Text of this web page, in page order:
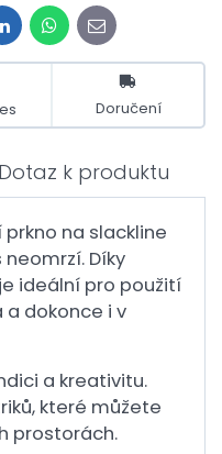
LinkedInWhatsApp
E-
mail
Doručení
Dotaz k produktu
na slackline
Díky
ideální pro použití
a dokonce i v
a kreativitu.
které můžete
prostorách.